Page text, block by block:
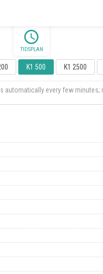
K1 500 K1 2500
schedule
TIDSPLAN
automatically every few minutes;